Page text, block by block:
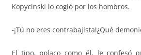
Kopycinski lo cogió por los hombros.
-¡Tú no eres contrabajista!¿Qué
El tipo, polaco como él, le confesó